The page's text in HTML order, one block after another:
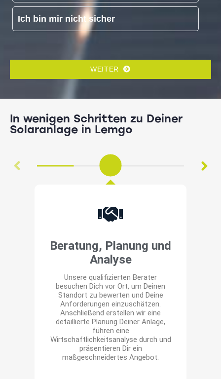
Ich bin mir nicht sicher
WEITER
In wenigen Schritten zu Deiner
Solaranlage in Lemgo
Beratung, Planung und
Analyse
Unsere qualifizierten Berater
besuchen Dich vor Ort, um Deinen
Standort zu bewerten und Deine
Anforderungen einzuschätzen.
Anschließend erstellen wir eine
detaillierte Planung Deiner Anlage,
führen eine
Wirtschaftlichkeitsanalyse durch und
präsentieren Dir ein
maßgeschneidertes Angebot.